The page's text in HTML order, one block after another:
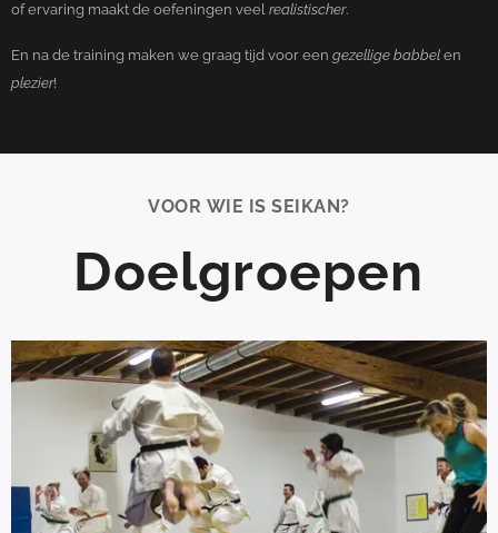
of ervaring maakt de oefeningen veel realistischer.
En na de training maken we graag tijd voor een gezellige babbel en
plezier!
VOOR WIE IS SEIKAN?
Doelgroepen